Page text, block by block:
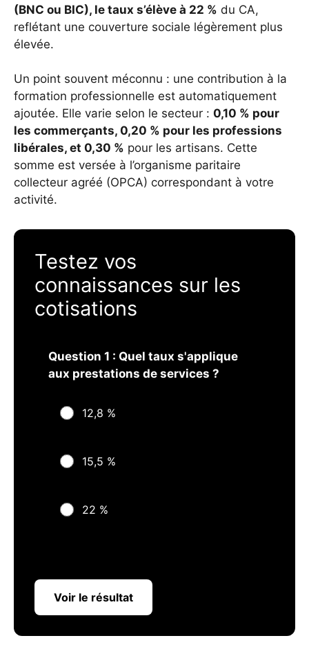
(BNC ou BIC), le taux s’élève à 22 % du CA,
reflétant une couverture sociale légèrement plus
élevée.
Un point souvent méconnu : une contribution à la
formation professionnelle est automatiquement
ajoutée. Elle varie selon le secteur : 0,10 % pour
les commerçants, 0,20 % pour les professions
libérales, et 0,30 % pour les artisans. Cette
somme est versée à l’organisme paritaire
collecteur agréé (OPCA) correspondant à votre
activité.
Testez vos
connaissances sur les
cotisations
Question 1 : Quel taux s'applique
aux prestations de services ?
12,8 %
15,5 %
22 %
Voir le résultat